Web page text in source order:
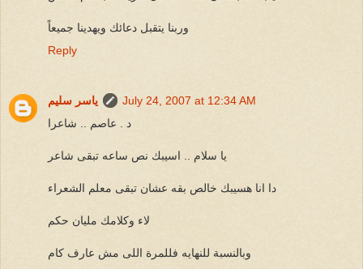
وربنا يتقبل دعائك ويهدينا جميعاً
Reply
ياسر سليم
July 24, 2007 at 12:34 AM
د . عاصم .. شاعرا
يا سلام .. اسيبك نص ساعه تبقى شاعر
دا انا هسيبك خالص بقه عشان تبقى معلم الشعراء
لاء وكلامك مليان حكم
وبالنسبة للنهايه فللمرة اللى مش عارف كام